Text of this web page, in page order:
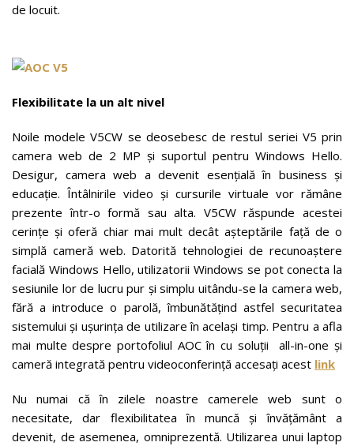
de locuit.
Flexibilitate la un alt nivel
Noile modele V5CW se deosebesc de restul seriei V5 prin
camera web de 2 MP și suportul pentru Windows Hello.
Desigur, camera web a devenit esențială în business și
educație. Întâlnirile video și cursurile virtuale vor rămâne
prezente într-o formă sau alta. V5CW răspunde acestei
cerințe și oferă chiar mai mult decât așteptările față de o
simplă cameră web. Datorită tehnologiei de recunoaștere
facială Windows Hello, utilizatorii Windows se pot conecta la
sesiunile lor de lucru pur și simplu uitându-se la camera web,
fără a introduce o parolă, îmbunătățind astfel securitatea
sistemului și ușurința de utilizare în același timp. Pentru a afla
mai multe despre portofoliul AOC în cu soluții all-in-one și
cameră integrată pentru videoconferință accesați acest link
Nu numai că în zilele noastre camerele web sunt o
necesitate, dar flexibilitatea în muncă și învățământ a
devenit, de asemenea, omniprezentă. Utilizarea unui laptop